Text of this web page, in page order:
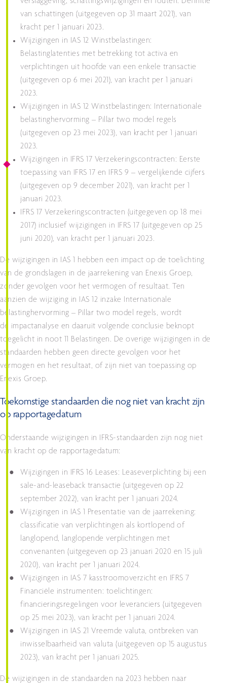
van schattingen (uitgegeven op 31 maart 2021), van
kracht per 1 januari 2023.
Wijzigingen in IAS 12 Winstbelastingen:
Belastinglatenties met betrekking tot activa en
verplichtingen uit hoofde van een enkele transactie
(uitgegeven op 6 mei 2021), van kracht per 1 januari
2023.
Wijzigingen in IAS 12 Winstbelastingen: Internationale
belastinghervorming – Pillar two model regels
(uitgegeven op 23 mei 2023), van kracht per 1 januari
2023.
Wijzigingen in IFRS 17 Verzekeringscontracten: Eerste
toepassing van IFRS 17 en IFRS 9 – vergelijkende cijfers
(uitgegeven op 9 december 2021), van kracht per 1
januari 2023.
IFRS 17 Verzekeringscontracten (uitgegeven op 18 mei
2017) inclusief wijzigingen in IFRS 17 (uitgegeven op 25
juni 2020), van kracht per 1 januari 2023.
De wijzigingen in IAS 1 hebben een impact op de toelichting
van de grondslagen in de jaarrekening van Enexis Groep,
zonder gevolgen voor het vermogen of resultaat. Ten
aanzien de wijziging in IAS 12 inzake Internationale
belastinghervorming – Pillar two model regels, wordt
de impactanalyse en daaruit volgende conclusie beknopt
toegelicht in noot 11 Belastingen. De overige wijzigingen in de
standaarden hebben geen directe gevolgen voor het
vermogen en het resultaat, of zijn niet van toepassing op
Enexis Groep.
Toekomstige standaarden die nog niet van kracht zijn
op rapportagedatum
Onderstaande wijzigingen in IFRS-standaarden zijn nog niet
van kracht op de rapportagedatum:
Wijzigingen in IFRS 16 Leases: Leaseverplichting bij een
sale-and-leaseback transactie (uitgegeven op 22
september 2022), van kracht per 1 januari 2024.
Wijzigingen in IAS 1 Presentatie van de jaarrekening:
classificatie van verplichtingen als kortlopend of
langlopend, langlopende verplichtingen met
convenanten (uitgegeven op 23 januari 2020 en 15 juli
2020), van kracht per 1 januari 2024.
Wijzigingen in IAS 7 kasstroomoverzicht en IFRS 7
Financiële instrumenten: toelichtingen:
financieringsregelingen voor leveranciers (uitgegeven
op 25 mei 2023), van kracht per 1 januari 2024.
Wijzigingen in IAS 21 Vreemde valuta, ontbreken van
inwisselbaarheid van valuta (uitgegeven op 15 augustus
2023), van kracht per 1 januari 2025.
De wijzigingen in de standaarden na 2023 hebben naar